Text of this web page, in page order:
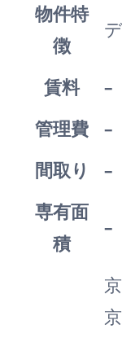
物件特
徴
賃料
–
管理費
–
間取り
–
専有面
積
–